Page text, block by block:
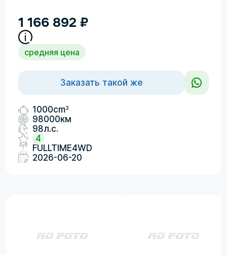
1 166 892 ₽
средняя цена
Заказать такой же
1000cm3
98000км
98л.с.
4
FULLTIME4WD
2026-06-20